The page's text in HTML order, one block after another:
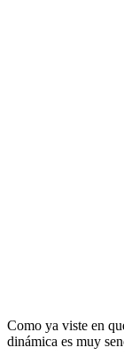
Como ya viste en
dinámica es muy